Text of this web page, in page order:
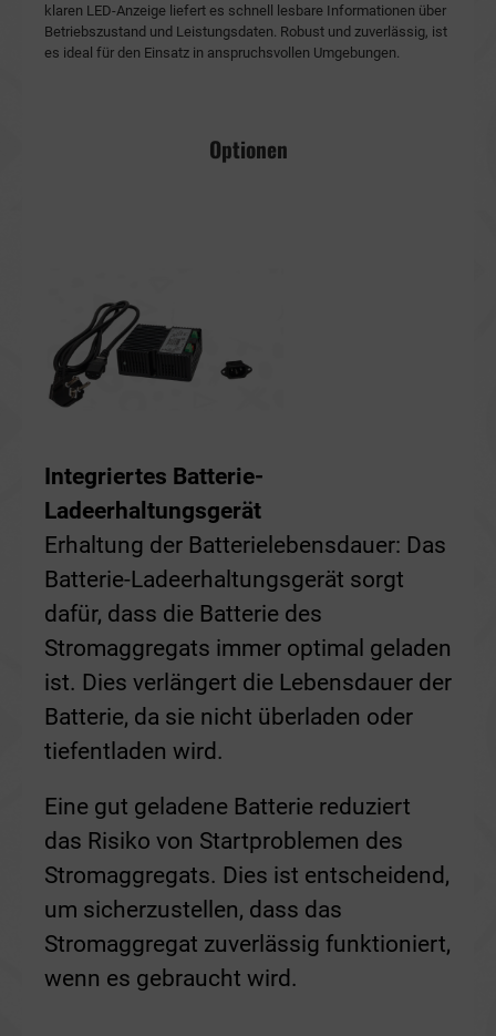
klaren LED-Anzeige liefert es schnell lesbare Informationen über
Betriebszustand und Leistungsdaten. Robust und zuverlässig, ist
es ideal für den Einsatz in anspruchsvollen Umgebungen.
Optionen
Integriertes Batterie-
Ladeerhaltungsgerät
Erhaltung der Batterielebensdauer: Das
Batterie-Ladeerhaltungsgerät sorgt
dafür, dass die Batterie des
Stromaggregats immer optimal geladen
ist. Dies verlängert die Lebensdauer der
Batterie, da sie nicht überladen oder
tiefentladen wird.
Eine gut geladene Batterie reduziert
das Risiko von Startproblemen des
Stromaggregats. Dies ist entscheidend,
um sicherzustellen, dass das
Stromaggregat zuverlässig funktioniert,
wenn es gebraucht wird.